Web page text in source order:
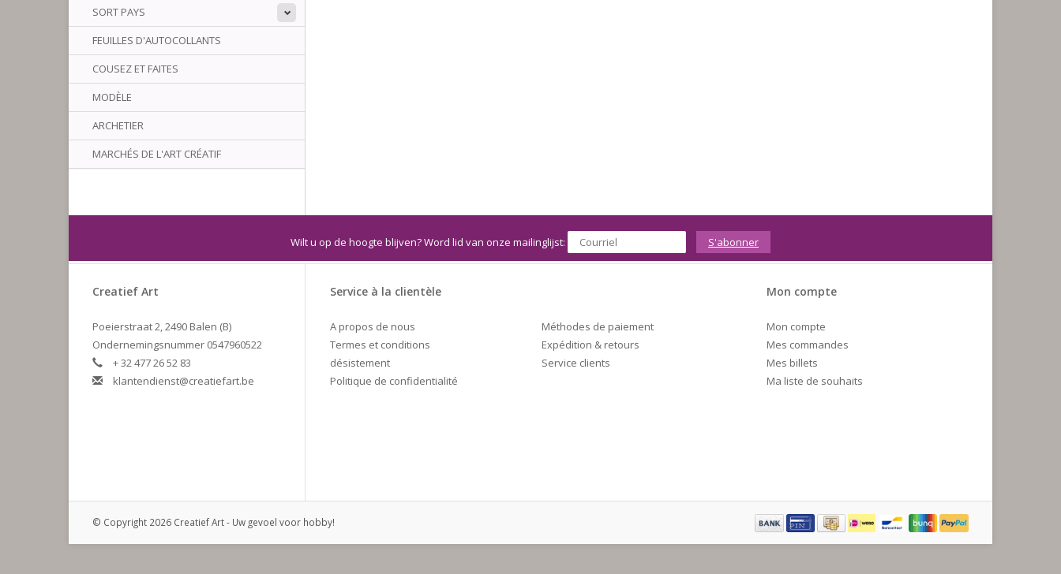
SORT PAYS
FEUILLES D'AUTOCOLLANTS
COUSEZ ET FAITES
MODÈLE
ARCHETIER
MARCHÉS DE L'ART CRÉATIF
Wilt u op de hoogte blijven? Word lid van onze mailinglijst: S'abonner
Creatief Art
Poeierstraat 2, 2490 Balen (B)
Ondernemingsnummer 0547960522
+ 32 477 26 52 83
klantendienst@creatiefart.be
Service à la clientèle
A propos de nous
Termes et conditions
désistement
Politique de confidentialité
Méthodes de paiement
Expédition & retours
Service clients
Mon compte
Mon compte
Mes commandes
Mes billets
Ma liste de souhaits
© Copyright 2026 Creatief Art - Uw gevoel voor hobby!